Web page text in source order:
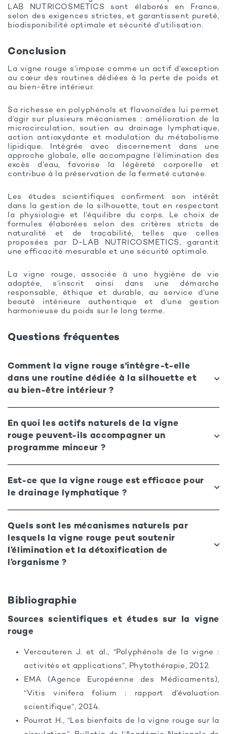
LAB NUTRICOSMETICS sont élaborés en France,
selon des exigences strictes, et garantissent pureté,
biodisponibilité optimale et sécurité d’utilisation.
Conclusion
La vigne rouge s’impose comme un actif d’exception
au cœur des routines dédiées à la perte de poids et
au bien-être intérieur.
Sa richesse en polyphénols et flavonoïdes lui permet
d’agir sur plusieurs mécanismes : amélioration de la
microcirculation, soutien au drainage lymphatique,
action antioxydante et modulation du métabolisme
lipidique. Intégrée avec discernement dans une
approche globale, elle accompagne l’élimination des
excès d’eau, favorise la légèreté corporelle et
contribue à la préservation de la fermeté cutanée.
Les études scientifiques confirment son intérêt
dans la gestion de la silhouette, tout en respectant
la physiologie et l’équilibre du corps. Le choix de
formules élaborées selon des critères stricts de
naturalité et de traçabilité, telles que celles
proposées par D-LAB NUTRICOSMETICS, garantit
une efficacité mesurable et une sécurité optimale.
La vigne rouge, associée à une hygiène de vie
adaptée, s’inscrit ainsi dans une démarche
responsable, éthique et durable, au service d’une
beauté intérieure authentique et d’une gestion
harmonieuse du poids sur le long terme.
Questions fréquentes
Comment la vigne rouge s'intègre-t-elle
dans une routine dédiée à la silhouette et
au bien-être intérieur ?
En quoi les actifs naturels de la vigne
rouge peuvent-ils accompagner un
programme minceur ?
Est-ce que la vigne rouge est efficace pour
le drainage lymphatique ?
Quels sont les mécanismes naturels par
lesquels la vigne rouge peut soutenir
l’élimination et la détoxification de
l’organisme ?
Bibliographie
Sources scientifiques et études sur la vigne
rouge
Vercauteren J. et al., “Polyphénols de la vigne :
activités et applications”, Phytothérapie, 2012.
EMA (Agence Européenne des Médicaments),
“Vitis vinifera folium : rapport d’évaluation
scientifique”, 2014.
Pourrat H., “Les bienfaits de la vigne rouge sur la